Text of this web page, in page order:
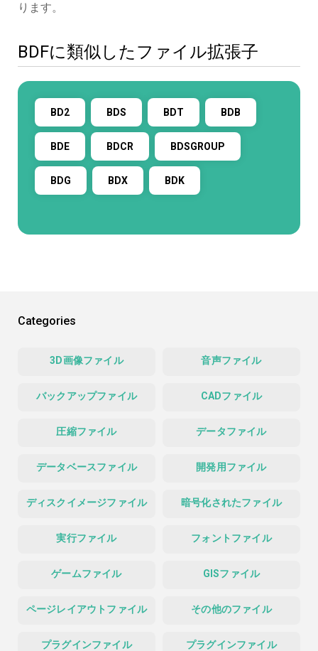
ります。
BDFに類似したファイル拡張子
BD2 BDS BDT BDB
BDE BDCR BDSGROUP
BDG BDX BDK
Categories
3D画像ファイル 音声ファイル
バックアップファイル CADファイル
圧縮ファイル データファイル
データベースファイル 開発用ファイル
ディスクイメージファイル 暗号化されたファイル
実行ファイル フォントファイル
ゲームファイル GISファイル
ページレイアウトファイル その他のファイル
プラグインファイル プラグインファイル